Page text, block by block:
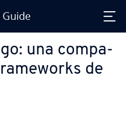
una co­m­pa­
de